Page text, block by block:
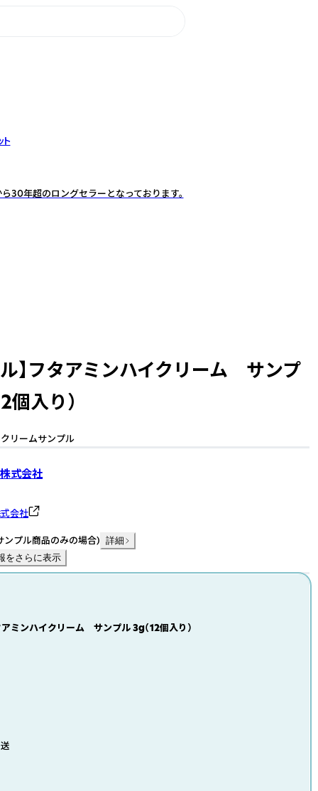
ト
30年超のロングセラーとなっております。
ル】フタアミンハイクリーム サンプ
個入り）
リームサンプル
式会社
会社
ンプル商品のみの場合) 詳細
をさらに表示
アミンハイクリーム サンプル 3g（12個入り）